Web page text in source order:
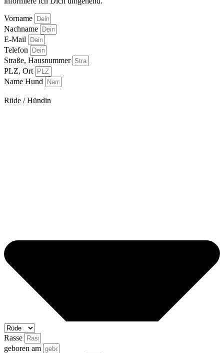
Vorname
Nachname
E-Mail
Telefon
Straße, Hausnummer
PLZ, Ort
Name Hund
Rüde / Hündin
Rasse
geboren am